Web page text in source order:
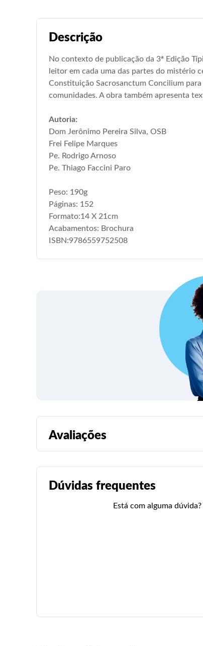
Descrição
No contexto de publicação da 3ª Edição
leitor em cada uma das partes do mistério
Constituição Sacrosanctum Concilium
comunidades. A obra também apresenta
Autoria:
Dom Jerônimo Pereira Silva, OSB
Frei Felipe Marques
Pe. Rodrigo Arnoso
Pe. Thiago Faccini Paro
Peso: 190g
Páginas: 152
Formato:14 X 21cm
Acabamentos: Brochura
ISBN:9786559752508
Avaliações
Dúvidas frequentes
Está com alguma